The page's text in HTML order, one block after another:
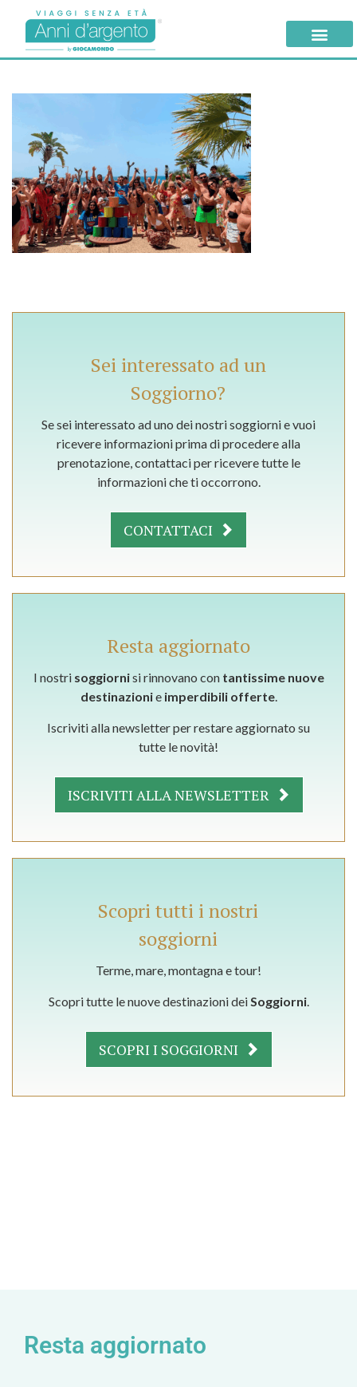
Sei interessato ad un
Soggiorno?
Se sei interessato ad uno dei nostri soggiorni e vuoi
ricevere informazioni prima di procedere alla
prenotazione, contattaci per ricevere tutte le
informazioni che ti occorrono.
CONTATTACI
Resta aggiornato
I nostri soggiornisi rinnovano con tantissime nuove
destinazionie imperdibili offerte.
Iscriviti alla newsletter per restare aggiornato su
tutte le novità!
ISCRIVITI ALLA NEWSLETTER
Scopri tutti i nostri
soggiorni
Terme, mare, montagna e tour!
Scopri tutte le nuove destinazioni deiSoggiorni.
SCOPRI I SOGGIORNI
Resta aggiornato